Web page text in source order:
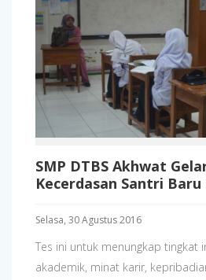
SMP DTBS Akhwat
Kecerdasan Santri Baru
Selasa, 30 Agustus 2016
Tes ini untuk menungkap tingkat
akademik, minat karir,